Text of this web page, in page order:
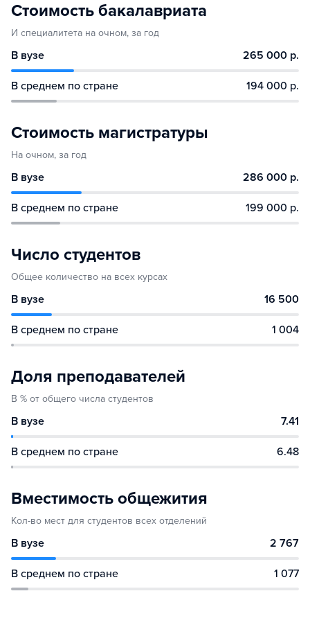
Стоимость бакалавриата
И специалитета на очном, за год
В вузе 265 000 р.
В среднем по стране 194 000 р.
Стоимость магистратуры
На очном, за год
В вузе 286 000 р.
В среднем по стране 199 000 р.
Число студентов
Общее количество на всех курсах
В вузе 16 500
В среднем по стране 1 004
Доля преподавателей
В % от общего числа студентов
В вузе 7.41
В среднем по стране 6.48
Вместимость общежития
Кол-во мест для студентов всех отделений
В вузе 2 767
В среднем по стране 1 077